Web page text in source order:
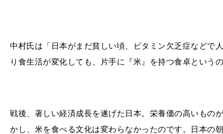
中村氏は「日本がまだ貧しい頃、ビタミン欠乏症などで
り食生活が変化しても、片手に『米』を持つ食卓という
戦後、著しい経済成長を遂げた日本。栄養価の高いもの
かし、米を食べる文化は変わらなかったのです。日本の